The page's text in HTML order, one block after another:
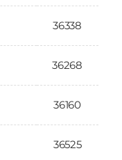
36338
36268
36160
36525